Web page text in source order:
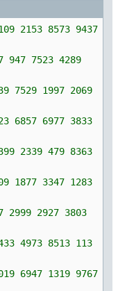
2153 8573 9437
947 7523 4289
7529 1997 2069
6857 6977 3833
2339 479 8363
1877 3347 1283
2999 2927 3803
4973 8513 113
6947 1319 9767